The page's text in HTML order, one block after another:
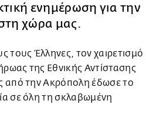
ενημέρωση για την
χώρα μας.
τους Έλληνες, τον χαιρετισμό
της Εθνικής Αντίστασης
από την Ακρόπολη έδωσε το
σε όλη τη σκλαβωμένη